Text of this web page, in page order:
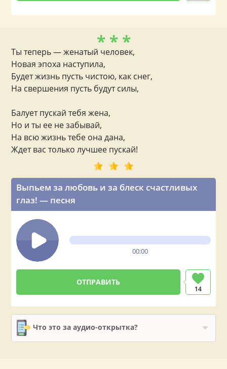
Выпьем за любовь и за блеск счастливых
глаз! — песня
00:00
14
Что это за аудио-открытка?
* * *
Ты теперь — женатый человек,
Новая эпоха наступила,
Будет жизнь пусть чистою, как снег,
На свершения пусть будут силы,
Балует пускай тебя жена,
Но и ты ее не забывай,
На всю жизнь тебе она дана,
Ждет вас только лучшее пускай!